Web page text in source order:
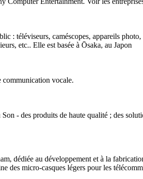
: téléviseurs, caméscopes, appareils
etc.. Elle est basée à Ōsaka, au Japon
communication vocale.
- des produits de haute qualité ; des
dédiée au développement et à la
micro-casques légers pour les